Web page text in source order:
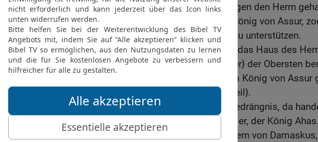
{seiner} Untreue treulos gegen den Herrn
Und Tiglat-Pileser, der König von Assur,
bedrängte ihn, anstatt ihn zu unterstützen.
21 Obwohl Ahas {nämlich} das Haus des
des Königs und {die Häuser} der Obersten
was er geraubt hatte, } dem König von Assur
wurde ihm keine Hilfe {zuteil}.
22 Und in der Zeit seiner Bedrängnis, da
treuloser gegen den Herrn, er, der König Ahas.
23 Und er opferte den Göttern von